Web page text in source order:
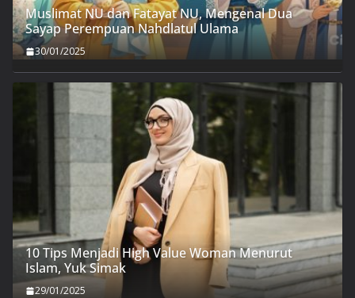
Muslimat NU dan Fatayat NU, Mengenal Dua
Sayap Perempuan Nahdlatul Ulama
30/01/2025
10 Tips Menjadi High Value Woman Menurut
Islam, Yuk Simak
29/01/2025